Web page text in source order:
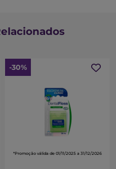
-30%
*Promoção válida de 01/11/2025 a 31/12/2026